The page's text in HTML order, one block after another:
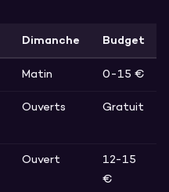
Dimanche Budget
Matin 0-15 €
Ouverts Gratuit
Ouvert
12-15
€